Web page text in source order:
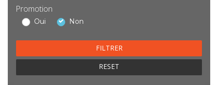
Promotion
Oui Non
RESET